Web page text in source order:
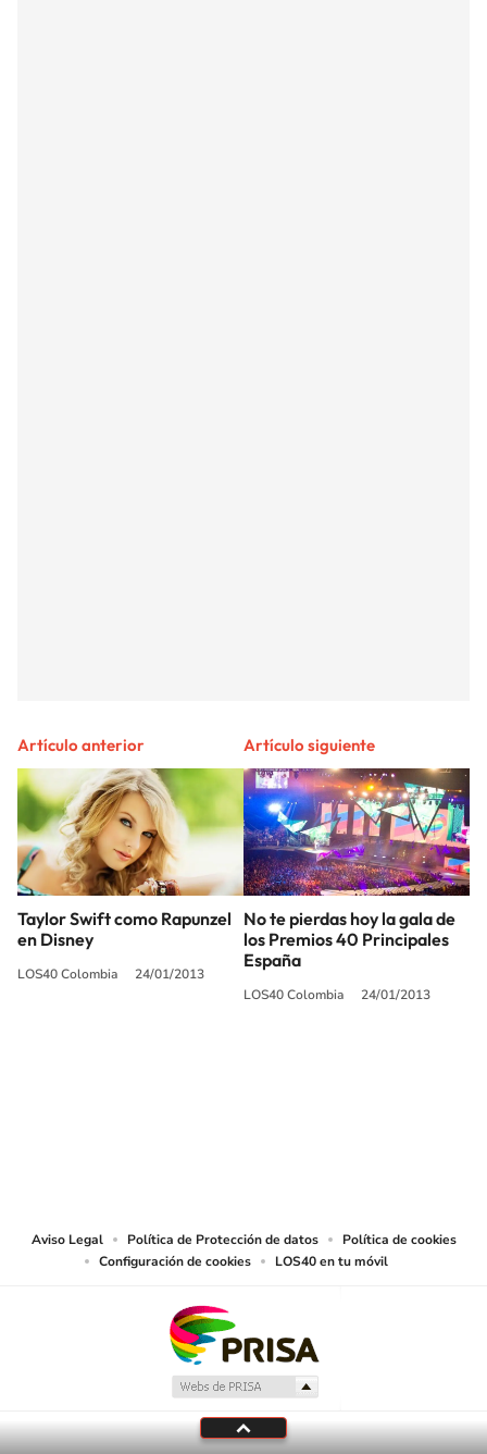
Artículo anterior
Taylor Swift como Rapunzel
en Disney
LOS40 Colombia 24/01/2013
Artículo siguiente
No te pierdas hoy la gala de
los Premios 40 Principales
España
LOS40 Colombia 24/01/2013
Aviso Legal Política de Protección de datos
Política de cookies
Configuración de cookies
LOS40 en tu móvil